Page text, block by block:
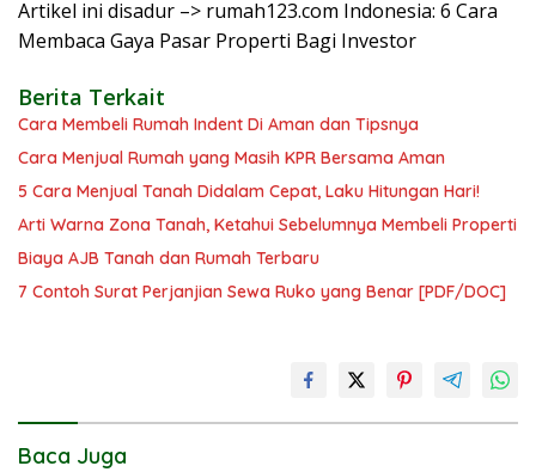
Artikel ini disadur –> rumah123.com Indonesia: 6 Cara
Membaca Gaya Pasar Properti Bagi Investor
Berita Terkait
Cara Membeli Rumah Indent Di Aman dan Tipsnya
Cara Menjual Rumah yang Masih KPR Bersama Aman
5 Cara Menjual Tanah Didalam Cepat, Laku Hitungan Hari!
Arti Warna Zona Tanah, Ketahui Sebelumnya Membeli Properti
Biaya AJB Tanah dan Rumah Terbaru
7 Contoh Surat Perjanjian Sewa Ruko yang Benar [PDF/DOC]
Baca Juga